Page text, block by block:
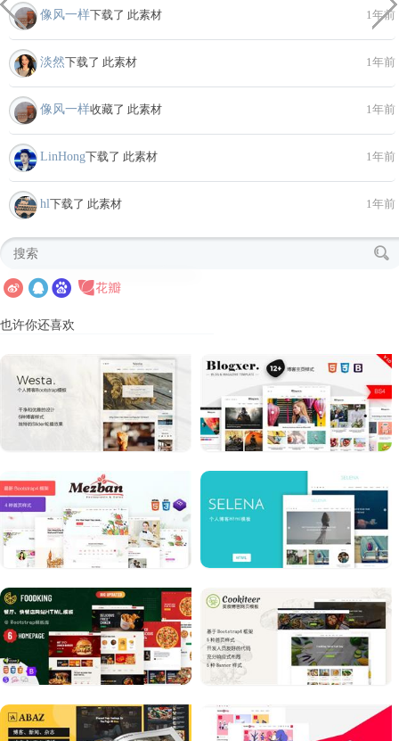
像风一样下载了 此素材 1年前
淡然下载了 此素材 1年前
像风一样收藏了 此素材 1年前
LinHong下载了 此素材 1年前
hl下载了 此素材 1年前
也许你还喜欢